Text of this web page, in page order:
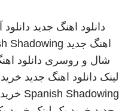
دانلود اهنگ جدید
اهنگ جدید Shadowing
شال و روسری دانلود
لینک دانلود اهنگ جدید
Spanish Shadowing